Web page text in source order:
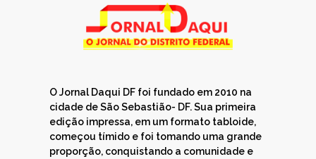
O Jornal Daqui DF foi fundado em 2010 na
cidade de São Sebastião- DF. Sua primeira
edição impressa, em um formato tabloide,
começou tímido e foi tomando uma grande
proporção, conquistando a comunidade e